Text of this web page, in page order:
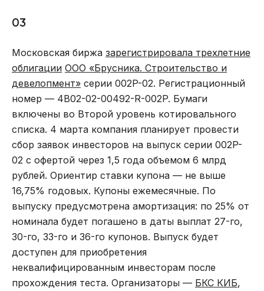
03
Московская биржа зарегистрировала трехлетние
облигации ООО «Брусника. Строительство и
девелопмент» серии 002P-02. Регистрационный
номер — 4B02-02-00492-R-002P. Бумаги
включены во Второй уровень котировального
списка. 4 марта компания планирует провести
сбор заявок инвесторов на выпуск серии 002P-
02 с офертой через 1,5 года объемом 6 млрд
рублей. Ориентир ставки купона — не выше
16,75% годовых. Купоны ежемесячные. По
выпуску предусмотрена амортизация: по 25% от
номинала будет погашено в даты выплат 27-го,
30-го, 33-го и 36-го купонов. Выпуск будет
доступен для приобретения
неквалифицированным инвесторам после
прохождения теста. Организаторы — БКС КИБ,